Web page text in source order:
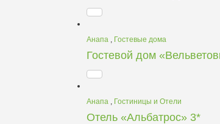
Анапа , Гостевые дома
Гостевой дом
Анапа , Гостиницы и Отели
Отель «Альбатрос» 3*